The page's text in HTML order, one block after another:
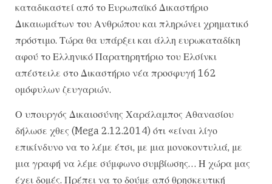
καταδικαστεί από το Ευρωπαϊκό Δικαστήριο
Δικαιωμάτων του Ανθρώπου και πληρώνει χρηματικό
πρόστιμο. Τώρα θα υπάρξει και άλλη ευρωκαταδίκη
αφού το Ελληνικό Παρατηρητήριο του Ελσίνκι
απέστειλε στο Δικαστήριο νέα προσφυγή 162
ομόφυλων ζευγαριών.
Ο υπουργός Δικαιοσύνης Χαράλαμπος Αθανασίου
δήλωσε χθες (Mega 2.12.2014) ότι «είναι λίγο
επικίνδυνο να το λέμε έτσι, με μια μονοκοντυλιά, με
μια γραφή να λέμε σύμφωνο συμβίωσης… Η χώρα μας
έχει δομές. Πρέπει να το δούμε από θρησκευτική